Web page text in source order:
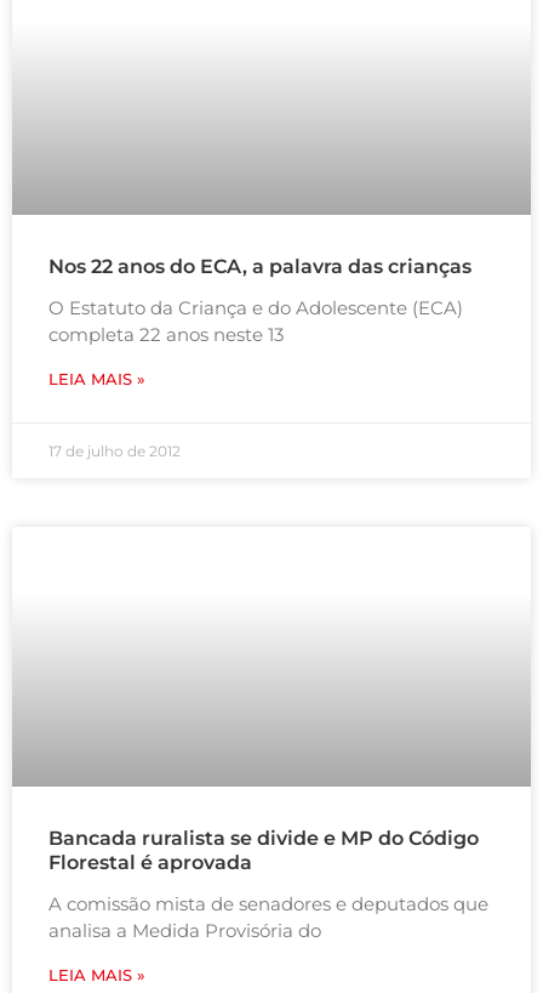
Nos 22 anos do ECA, a palavra das crianças
O Estatuto da Criança e do Adolescente (ECA)
completa 22 anos neste 13
LEIA MAIS »
17 de julho de 2012
Bancada ruralista se divide e MP do Código
Florestal é aprovada
A comissão mista de senadores e deputados que
analisa a Medida Provisória do
LEIA MAIS »